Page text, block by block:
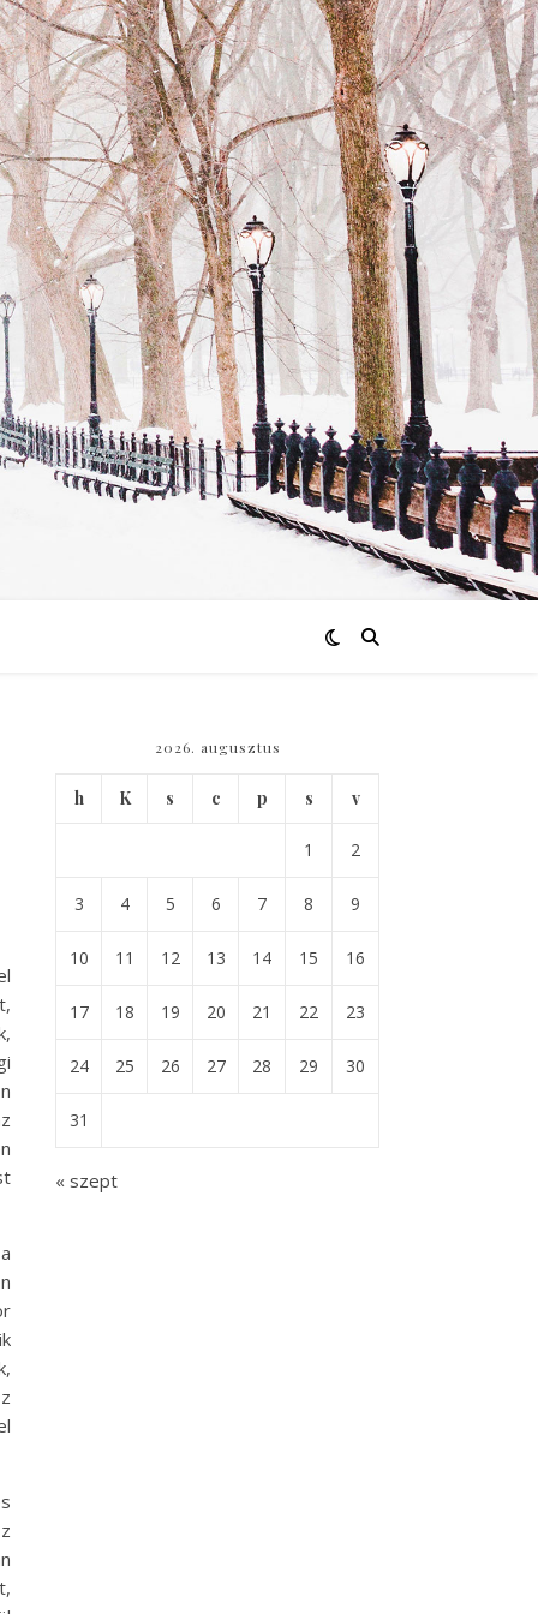
2026. augusztus
h K s c p s v
1 2
3 4 5 6 7 8 9
10 11 12 13 14 15 16
17 18 19 20 21 22 23
24 25 26 27 28 29 30
31
« szept